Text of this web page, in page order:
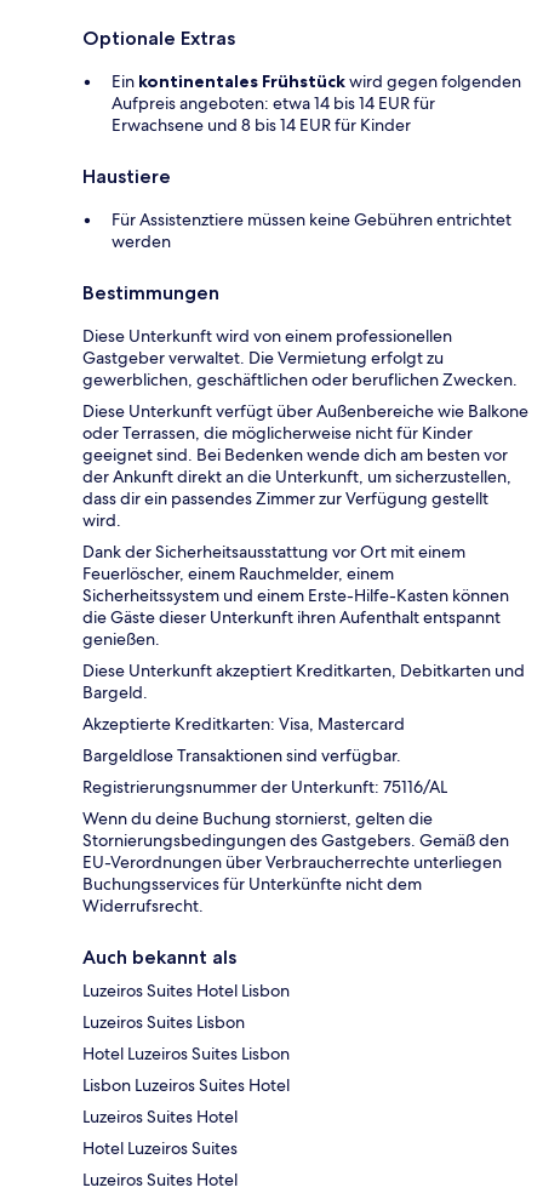
Optionale Extras
Ein kontinentales Frühstückwird gegen folgenden
Aufpreis angeboten: etwa 14 bis 14 EUR für
Erwachsene und 8 bis 14 EUR für Kinder
Haustiere
Für Assistenztiere müssen keine Gebühren entrichtet
werden
Bestimmungen
Diese Unterkunft wird von einem professionellen
Gastgeber verwaltet. Die Vermietung erfolgt zu
gewerblichen, geschäftlichen oder beruflichen Zwecken.
Diese Unterkunft verfügt über Außenbereiche wie Balkone
oder Terrassen, die möglicherweise nicht für Kinder
geeignet sind. Bei Bedenken wende dich am besten vor
der Ankunft direkt an die Unterkunft, um sicherzustellen,
dass dir ein passendes Zimmer zur Verfügung gestellt
wird.
Dank der Sicherheitsausstattung vor Ort mit einem
Feuerlöscher, einem Rauchmelder, einem
Sicherheitssystem und einem Erste-Hilfe-Kasten können
die Gäste dieser Unterkunft ihren Aufenthalt entspannt
genießen.
Diese Unterkunft akzeptiert Kreditkarten, Debitkarten und
Bargeld.
Akzeptierte Kreditkarten: Visa, Mastercard
Bargeldlose Transaktionen sind verfügbar.
Registrierungsnummer der Unterkunft: 75116/AL
Wenn du deine Buchung stornierst, gelten die
Stornierungsbedingungen des Gastgebers. Gemäß den
EU-Verordnungen über Verbraucherrechte unterliegen
Buchungsservices für Unterkünfte nicht dem
Widerrufsrecht.
Auch bekannt als
Luzeiros Suites Hotel Lisbon
Luzeiros Suites Lisbon
Hotel Luzeiros Suites Lisbon
Lisbon Luzeiros Suites Hotel
Luzeiros Suites Hotel
Hotel Luzeiros Suites
Luzeiros Suites Hotel